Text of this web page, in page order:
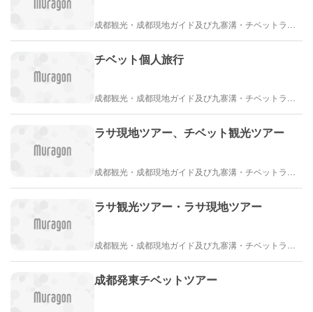
チベット個人旅行
成都観光・成都現地ガイド及び九寨溝・チベットラサ観光紹介
ラサ現地ツアー、チベット観光ツアー
ラサ観光ツアー・ラサ現地ツアー
成都発東チベットツアー